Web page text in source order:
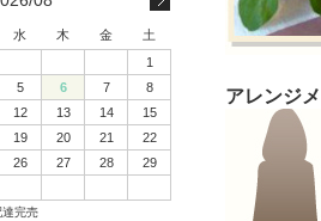
アレンジ
水 木 金
土
1
5 6 7
8
12 13 14
15
19 20 21
22
26 27 28
29
達完売